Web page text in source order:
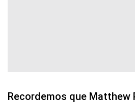
Recordemos que Matthew